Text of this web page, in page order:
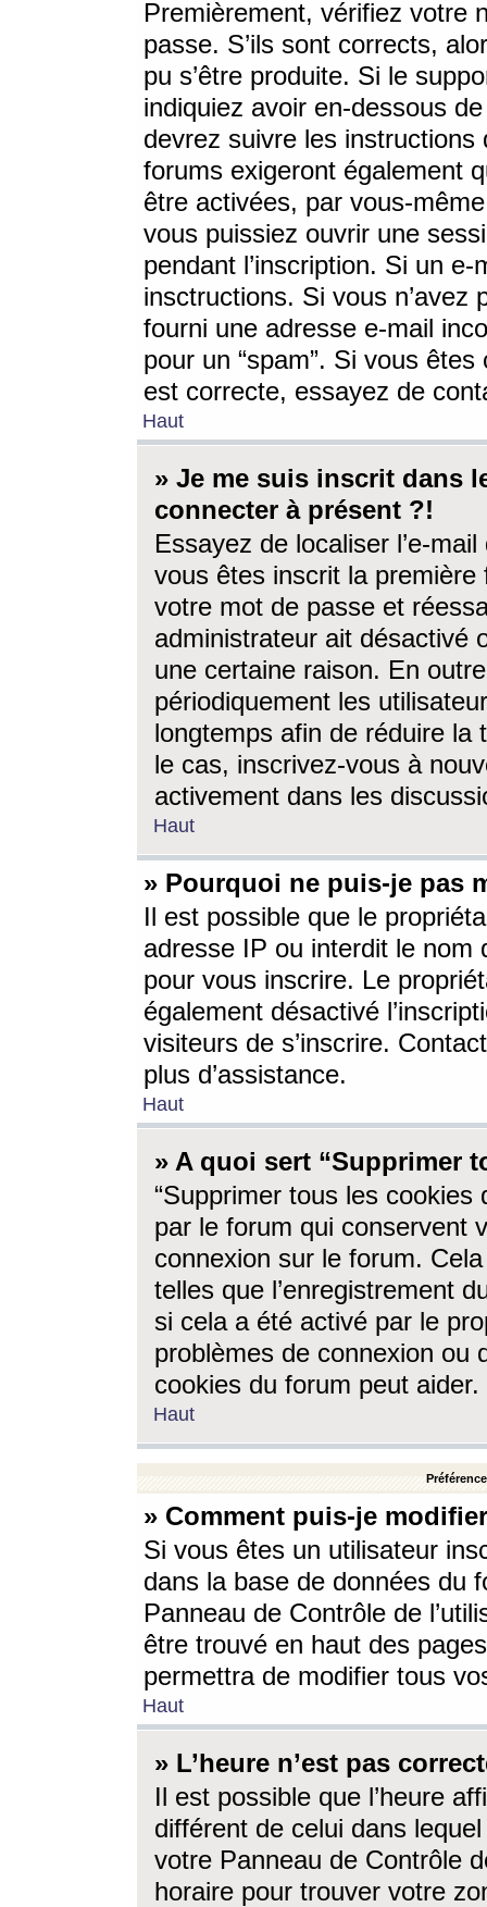
Premièrement, vérifiez votre
passe. S’ils sont corrects,
pu s’être produite. Si le
indiquiez avoir en-dessous
devrez suivre les
forums exigeront également
être activées, par vous-
vous puissiez ouvrir une
pendant l’inscription. Si un
insctructions. Si vous n’avez
fourni une adresse e-mail
pour un “spam”. Si vous
est correcte, essayez de
Haut
» Je me suis inscrit dans
connecter à présent ?!
Essayez de localiser l’e-
vous êtes inscrit la première
votre mot de passe et
administrateur ait désactivé
une certaine raison. En
périodiquement les
longtemps afin de réduire la
le cas, inscrivez-vous à
activement dans les
Haut
» Pourquoi ne puis-je pas
Il est possible que le
adresse IP ou interdit le nom
pour vous inscrire. Le
également désactivé
visiteurs de s’inscrire.
plus d’assistance.
Haut
» A quoi sert “Supprimer
“Supprimer tous les cookies
par le forum qui conservent
connexion sur le forum.
telles que l’enregistrement
si cela a été activé par le
problèmes de connexion ou
cookies du forum peut aider.
Haut
» Comment puis-je
Si vous êtes un utilisateur
dans la base de données du
Panneau de Contrôle de
être trouvé en haut des
permettra de modifier tous
Haut
» L’heure n’est pas
Il est possible que l’heure
différent de celui dans
votre Panneau de Contrôle
horaire pour trouver votre